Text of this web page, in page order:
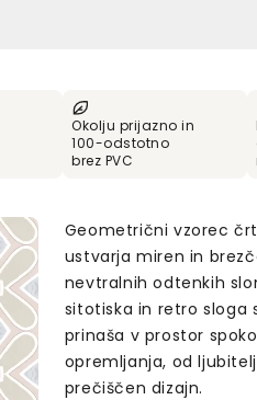
Okolju prijazno in
100-odstotno
brez PVC
Geometrični vzorec
ustvarja miren in
nevtralnih odtenkih
sitotiska in retro sloga
prinaša v prostor
opremljanja, od
prečiščen dizajn.